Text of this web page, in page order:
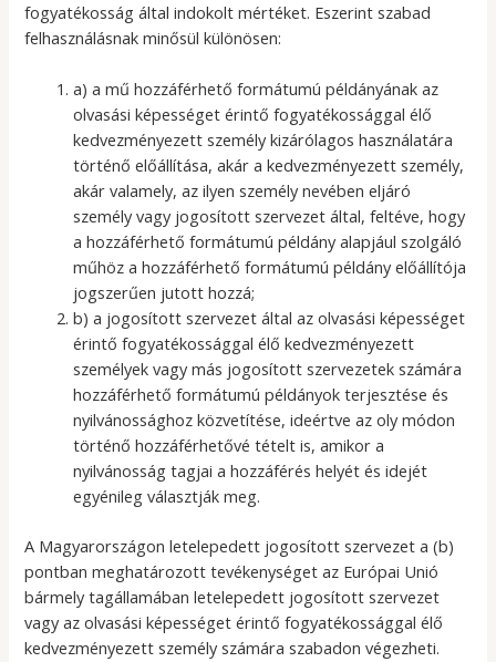
fogyatékosság által indokolt mértéket. Eszerint szabad
felhasználásnak minősül különösen:
a) a mű hozzáférhető formátumú példányának az
olvasási képességet érintő fogyatékossággal élő
kedvezményezett személy kizárólagos használatára
történő előállítása, akár a kedvezményezett személy,
akár valamely, az ilyen személy nevében eljáró
személy vagy jogosított szervezet által, feltéve, hogy
a hozzáférhető formátumú példány alapjául szolgáló
műhöz a hozzáférhető formátumú példány előállítója
jogszerűen jutott hozzá;
b) a jogosított szervezet által az olvasási képességet
érintő fogyatékossággal élő kedvezményezett
személyek vagy más jogosított szervezetek számára
hozzáférhető formátumú példányok terjesztése és
nyilvánossághoz közvetítése, ideértve az oly módon
történő hozzáférhetővé tételt is, amikor a
nyilvánosság tagjai a hozzáférés helyét és idejét
egyénileg választják meg.
A Magyarországon letelepedett jogosított szervezet a (b)
pontban meghatározott tevékenységet az Európai Unió
bármely tagállamában letelepedett jogosított szervezet
vagy az olvasási képességet érintő fogyatékossággal élő
kedvezményezett személy számára szabadon végezheti.